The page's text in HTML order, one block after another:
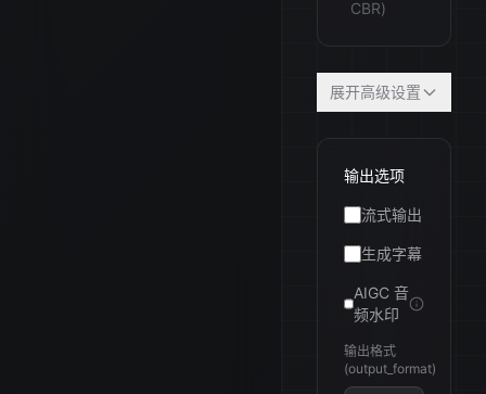
CBR)
展开高级设置
输出选项
流式输出
生成字幕
AIGC 音
频水印
输出格式
(output_format)